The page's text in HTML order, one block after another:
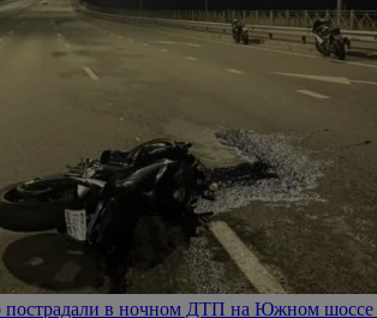
пострадали в ночном ДТП на Южном шоссе